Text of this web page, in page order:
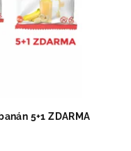
5+1 ZDARMA